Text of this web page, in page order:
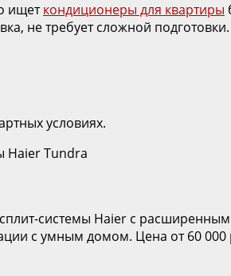
ищеткондиционеры для квартиры
не требует сложной
условиях.
сплит-системы Haier с
с умным домом. Цена от 60 000